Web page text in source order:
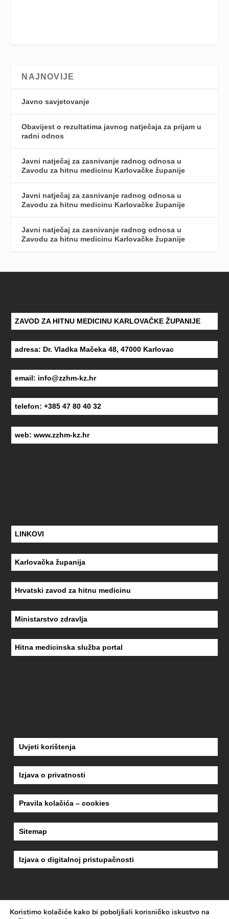
NAJNOVIJE
Javno savjetovanje
Obavijest o rezultatima javnog natječaja za prijam u
radni odnos
Javni natječaj za zasnivanje radnog odnosa u
Zavodu za hitnu medicinu Karlovačke županije
Javni natječaj za zasnivanje radnog odnosa u
Zavodu za hitnu medicinu Karlovačke županije
Javni natječaj za zasnivanje radnog odnosa u
Zavodu za hitnu medicinu Karlovačke županije
ZAVOD ZA HITNU MEDICINU KARLOVAČKE ŽUPANIJE
adresa: Dr. Vladka Mačeka 48, 47000 Karlovac
email: info@zzhm-kz.hr
telefon: +385 47 80 40 32
web:www.zzhm-kz.hr
LINKOVI
Karlovačka županija
Hrvatski zavod za hitnu medicinu
Ministarstvo zdravlja
Hitna medicinska služba portal
Uvjeti korištenja
Izjava o privatnosti
Pravila kolačića – cookies
Sitemap
Izjava o digitalnoj pristupačnosti
dizajnMEDIA-MET| copyright 2018ZAVOD ZA HITNU MEDICINU KARLOVAČKE
Koristimo kolačiće kako bi poboljšali korisničko iskustvo na